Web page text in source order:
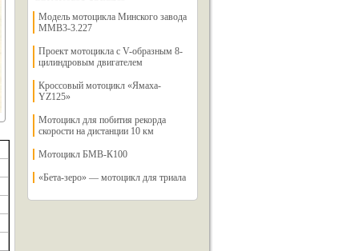
Модель мотоцикла Минского завода
MMB3-3.227
Проект мотоцикла с V-образным 8-
цилиндровым двигателем
Кроссовый мотоцикл «Ямаха-
YZ125»
Мотоцикл для побития рекорда
скорости на дистанции 10 км
Мотоцикл БМВ-К100
«Бета-зеро» — мотоцикл для триала